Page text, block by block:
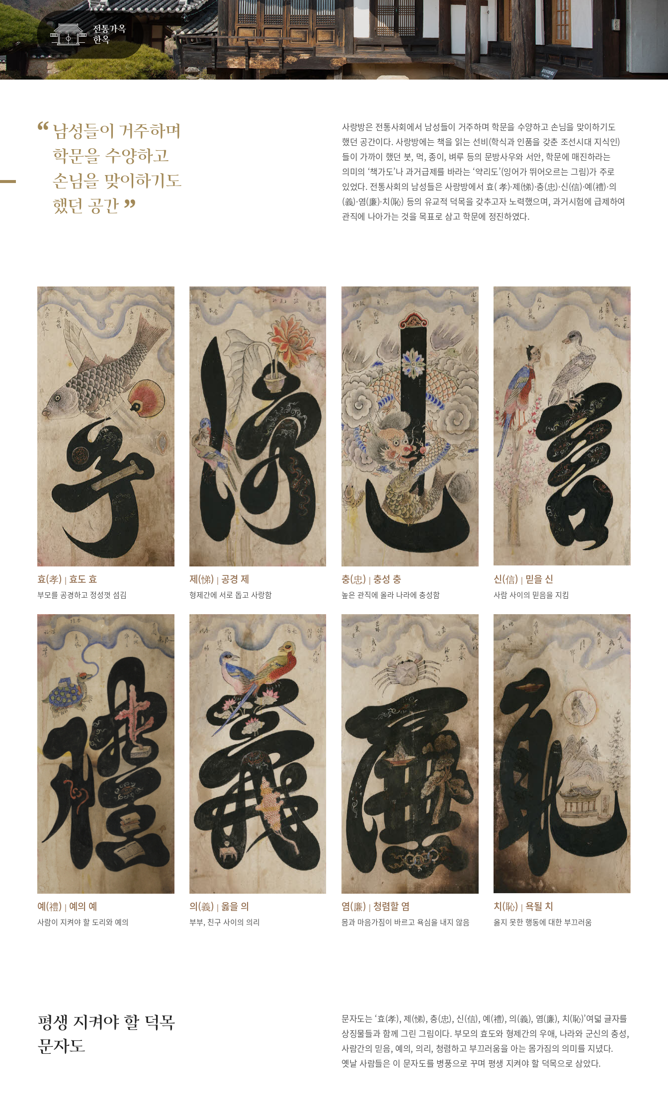
“ 남성들이 거주하며
학문을 수양하고
손님을 맞이하기도
했던 공간 ”
사랑방은 전통사회에서 남성들이 거주하며 학문을 수양하고 손님을 맞이하기도
했던 공간이다. 사랑방에는 책을 읽는 선비(학식과 인품을 갖춘 조선시대 지식인)
들이 가까이 했던 붓, 먹, 종이, 벼루 등의 문방사우와 서안, 학문에 매진하라는
의미의 ‘책가도’나 과거급제를 바라는 ‘약리도’(잉어가 뛰어오르는 그림)가 주로
있었다. 전통사회의 남성들은 사랑방에서 효( 孝)·제(悌)·충(忠)·신(信)·예(禮)·의
(義)·염(廉)·치(恥) 등의 유교적 덕목을 갖추고자 노력했으며, 과거시험에 급제하여
관직에 나아가는 것을 목표로 삼고 학문에 정진하였다.
효(孝) | 효도 효
부모를 공경하고 정성껏 섬김
제(悌) | 공경 제
형제간에 서로 돕고 사랑함
충(忠) | 충성 충
높은 관직에 올라 나라에 충성함
신(信) | 믿을 신
사람 사이의 믿음을 지킴
예(禮) | 예의 예
사람이 지켜야 할 도리와 예의
의(義) | 옳을 의
부부, 친구 사이의 의리
염(廉) | 청렴할 염
몸과 마음가짐이 바르고 욕심을 내지 않음
치(恥) | 욕될 치
옳지 못한 행동에 대한 부끄러움
평생 지켜야 할 덕목
문자도
문자도는 ‘효(孝), 제(悌), 충(忠), 신(信), 예(禮), 의(義), 염(廉), 치(恥)’여덟 글자를
상징물들과 함께 그린 그림이다. 부모의 효도와 형제간의 우애, 나라와 군신의 충성,
사람간의 믿음, 예의, 의리, 청렴하고 부끄러움을 아는 몸가짐의 의미를 지녔다.
옛날 사람들은 이 문자도를 병풍으로 꾸며 평생 지켜야 할 덕목으로 삼았다.